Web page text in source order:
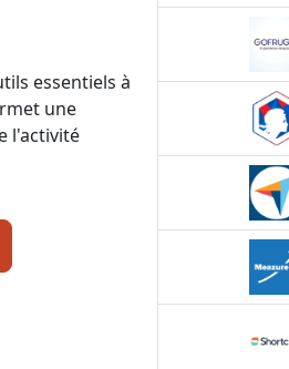
essentiels à
une
l'activité